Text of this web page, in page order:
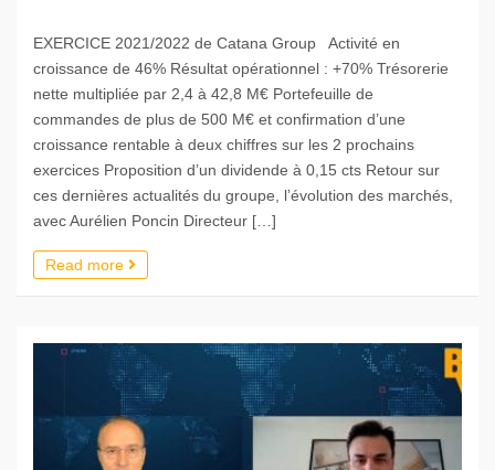
EXERCICE 2021/2022 de Catana Group Activité en
croissance de 46% Résultat opérationnel : +70% Trésorerie
nette multipliée par 2,4 à 42,8 M€ Portefeuille de
commandes de plus de 500 M€ et confirmation d’une
croissance rentable à deux chiffres sur les 2 prochains
exercices Proposition d’un dividende à 0,15 cts Retour sur
ces dernières actualités du groupe, l’évolution des marchés,
avec Aurélien Poncin Directeur […]
Read more